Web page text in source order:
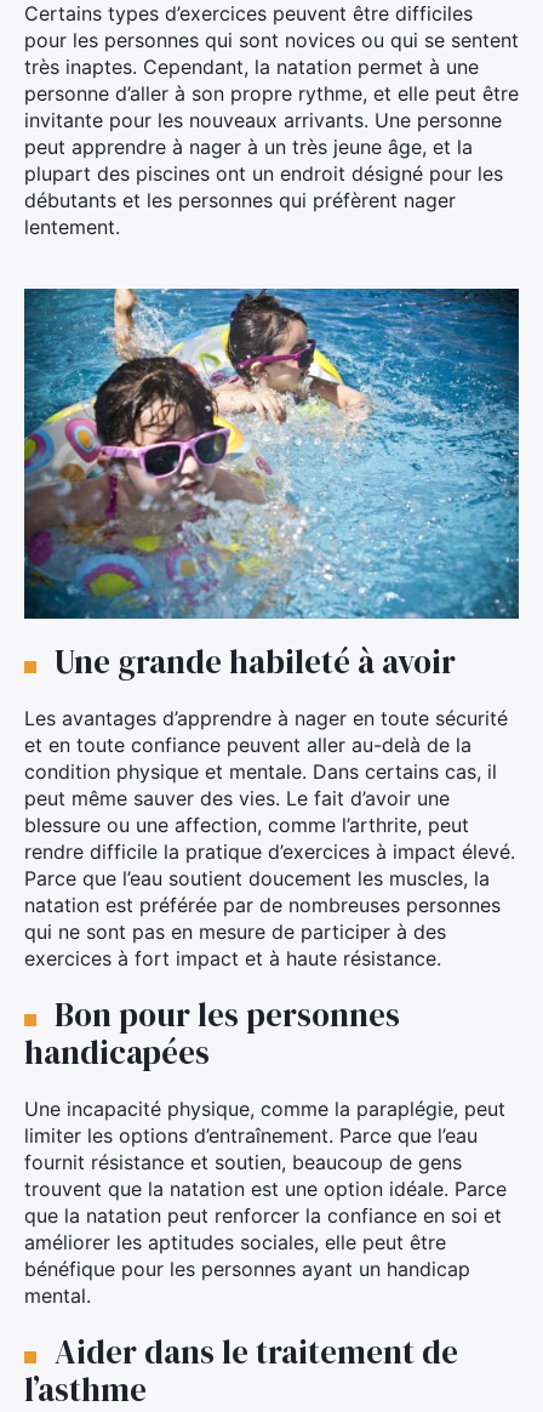
Certains types d’exercices peuvent être difficiles
pour les personnes qui sont novices ou qui se sentent
très inaptes. Cependant, la natation permet à une
personne d’aller à son propre rythme, et elle peut être
invitante pour les nouveaux arrivants. Une personne
peut apprendre à nager à un très jeune âge, et la
plupart des piscines ont un endroit désigné pour les
débutants et les personnes qui préfèrent nager
lentement.
Une grande habileté à avoir
Les avantages d’apprendre à nager en toute sécurité
et en toute confiance peuvent aller au-delà de la
condition physique et mentale. Dans certains cas, il
peut même sauver des vies. Le fait d’avoir une
blessure ou une affection, comme l’arthrite, peut
rendre difficile la pratique d’exercices à impact élevé.
Parce que l’eau soutient doucement les muscles, la
natation est préférée par de nombreuses personnes
qui ne sont pas en mesure de participer à des
exercices à fort impact et à haute résistance.
Bon pour les personnes
handicapées
Une incapacité physique, comme la paraplégie, peut
limiter les options d’entraînement. Parce que l’eau
fournit résistance et soutien, beaucoup de gens
trouvent que la natation est une option idéale. Parce
que la natation peut renforcer la confiance en soi et
améliorer les aptitudes sociales, elle peut être
bénéfique pour les personnes ayant un handicap
mental.
Aider dans le traitement de
l’asthme